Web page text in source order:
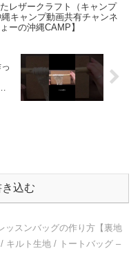
レザークラフト（キャンプ
キャンプ動画共有チャンネ
ーの沖縄CAMP】
込む
ッスンバッグの作り方【裏地
キルト生地 / トートバッグ –